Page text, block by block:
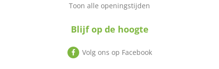
Toon alle openingstijden
Blijf op de hoogte
Volg ons op Facebook